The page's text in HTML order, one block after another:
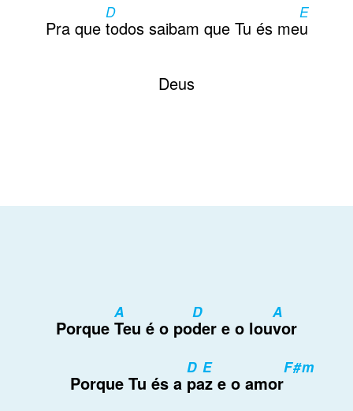
Pra que
D
todos saibam que Tu és me
E
u
Deus
Porque
A
Teu é o po
D
der e o lou
A
vor
Porque Tu és a
D E
paz e o amor
F#m